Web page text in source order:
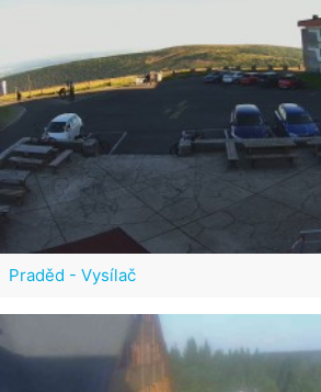
Praděd - Vysílač